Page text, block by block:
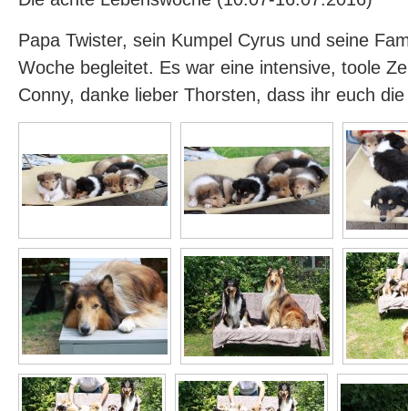
Papa Twister, sein Kumpel Cyrus und seine
Woche begleitet. Es war eine intensive, toole
Conny, danke lieber Thorsten, dass ihr euch